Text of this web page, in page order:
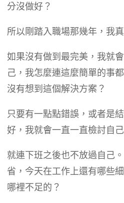
分沒做好？
所以剛踏入職場那幾年，我
如果沒有做到最完美，我就
己，我怎麼連這麼簡單的事
沒有想到這個解決方案？
只要有一點點錯誤，或者是
好，我就會一直一直檢討自己
就連下班之後也不放過自己
省，今天在工作上還有哪些
哪裡不足的？